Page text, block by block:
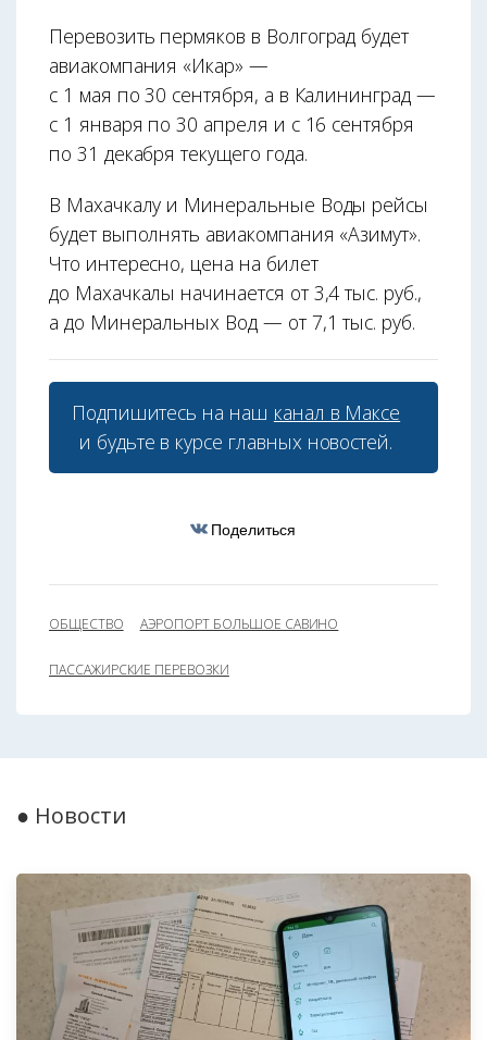
Перевозить пермяков в Волгоград будет
авиакомпания «Икар» —
с 1 мая по 30 сентября, а в Калининград —
с 1 января по 30 апреля и с 16 сентября
по 31 декабря текущего года.
В Махачкалу и Минеральные Воды рейсы
будет выполнять авиакомпания «Азимут».
Что интересно, цена на билет
до Махачкалы начинается от 3,4 тыс. руб.,
а до Минеральных Вод — от 7,1 тыс. руб.
Подпишитесь на наш канал в Максе
и будьте в курсе главных новостей.
Поделиться
ОБЩЕСТВО АЭРОПОРТ БОЛЬШОЕ САВИНО
ПАССАЖИРСКИЕ ПЕРЕВОЗКИ
● Новости